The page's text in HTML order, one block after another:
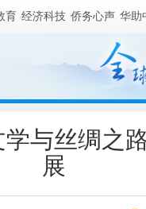
育 经济科技 侨务心声 华助
与丝绸之
展